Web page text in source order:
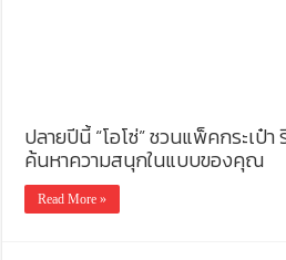
ปลายปีนี้ “โอโซ่” ชวนแพ็คกระเป๋า
ค้นหาความสนุกในแบบของคุณ
Read More »